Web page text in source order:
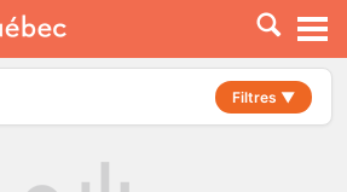
Filtres ▼